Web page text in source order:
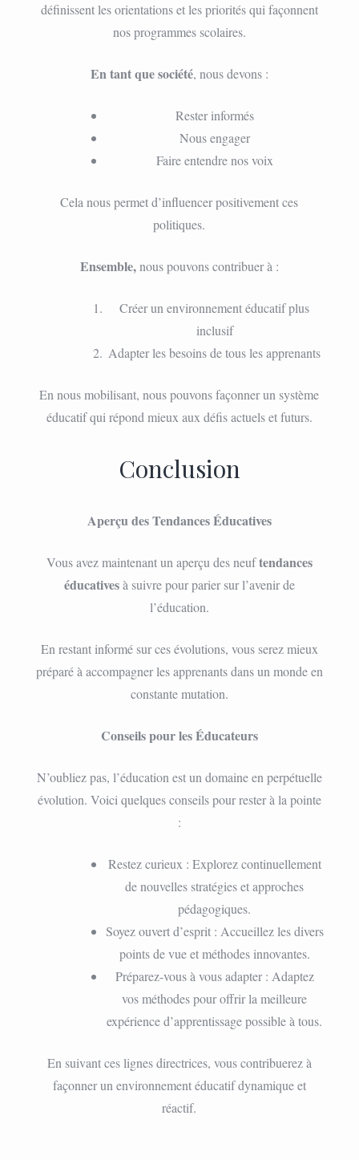
définissent les orientations et les priorités qui façonnent
nos programmes scolaires.
En tant que société, nous devons :
Rester informés
Nous engager
Faire entendre nos voix
Cela nous permet d’influencer positivement ces
politiques.
Ensemble,nous pouvons contribuer à :
Créer un environnement éducatif plus
inclusif
Adapter les besoins de tous les apprenants
En nous mobilisant, nous pouvons façonner un système
éducatif qui répond mieux aux défis actuels et futurs.
Conclusion
Aperçu des Tendances Éducatives
Vous avez maintenant un aperçu des neuftendances
éducativesà suivre pour parier sur l’avenir de
l’éducation.
En restant informé sur ces évolutions, vous serez mieux
préparé à accompagner les apprenants dans un monde en
constante mutation.
Conseils pour les Éducateurs
N’oubliez pas, l’éducation est un domaine en perpétuelle
évolution. Voici quelques conseils pour rester à la pointe
:
Restez curieux : Explorez continuellement
de nouvelles stratégies et approches
pédagogiques.
Soyez ouvert d’esprit : Accueillez les divers
points de vue et méthodes innovantes.
Préparez-vous à vous adapter : Adaptez
vos méthodes pour offrir la meilleure
expérience d’apprentissage possible à tous.
En suivant ces lignes directrices, vous contribuerez à
façonner un environnement éducatif dynamique et
réactif.